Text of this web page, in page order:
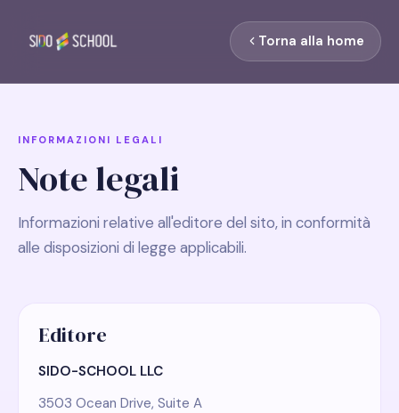
Torna alla home
INFORMAZIONI LEGALI
Note legali
Informazioni relative all'editore del sito, in conformità
alle disposizioni di legge applicabili.
Editore
SIDO-SCHOOL LLC
3503 Ocean Drive, Suite A